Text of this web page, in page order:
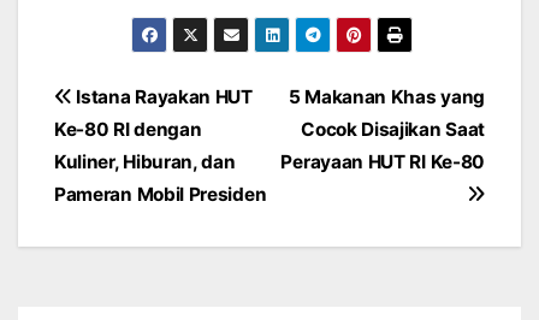
Post
navigation
5 Makanan Khas yang
Cocok Disajikan Saat
Perayaan HUT RI Ke-80
Istana Rayakan HUT
Ke-80 RI dengan
Kuliner, Hiburan, dan
Pameran Mobil Presiden